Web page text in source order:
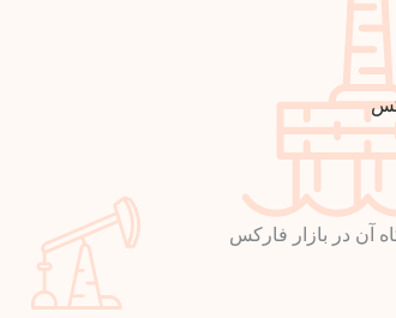
آن در بازار فارکس